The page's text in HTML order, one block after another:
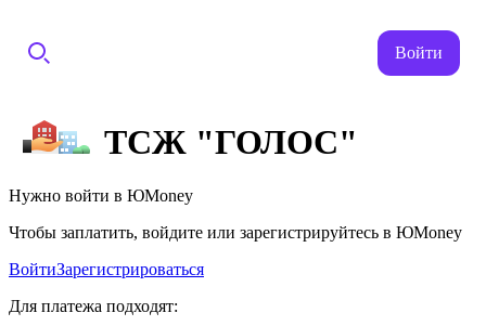
Войти
ТСЖ "ГОЛОС"
Нужно войти в ЮMoney
Чтобы заплатить, войдите или зарегистрируйтесь в ЮMoney
ВойтиЗарегистрироваться
Для платежа подходят: